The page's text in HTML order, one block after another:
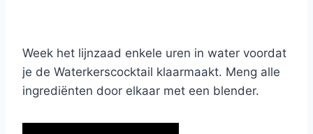
Week het lijnzaad enkele uren in water voordat
je de Waterkerscocktail klaarmaakt. Meng alle
ingrediënten door elkaar met een blender.